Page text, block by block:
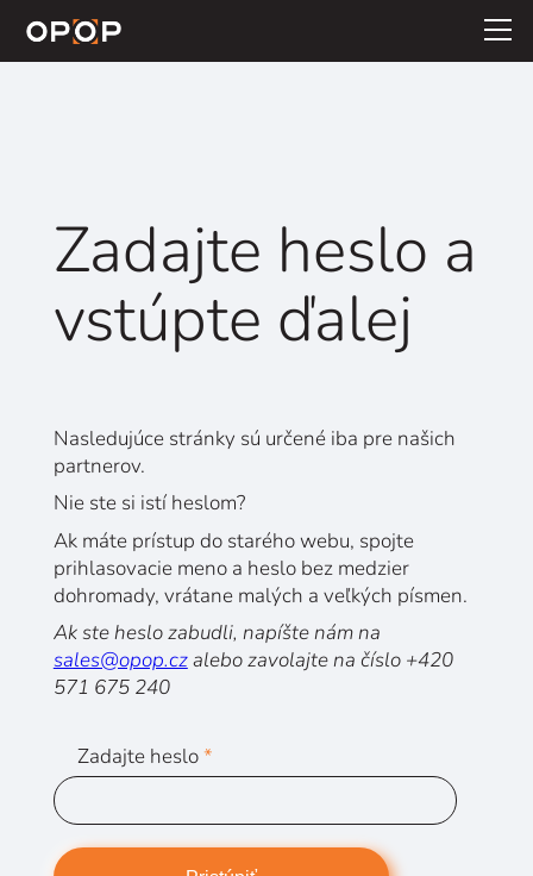
Zadajte heslo a
vstúpte ďalej
Nasledujúce stránky sú určené iba pre našich
partnerov.
Nie ste si istí heslom?
Ak máte prístup do starého webu, spojte
prihlasovacie meno a heslo bez medzier
dohromady, vrátane malých a veľkých písmen.
Ak ste heslo zabudli, napíšte nám na
sales@opop.czalebo zavolajte na číslo +420
571 675 240
Zadajte heslo